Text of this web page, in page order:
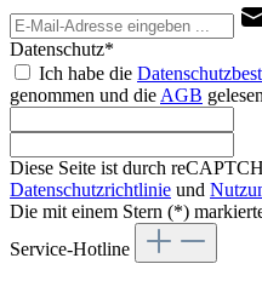
Datenschutz*
Ich habe die
genommen und die AGB
Diese Seite ist durch
Datenschutzrichtlinie und
Die mit einem Stern (*)
Service-Hotline